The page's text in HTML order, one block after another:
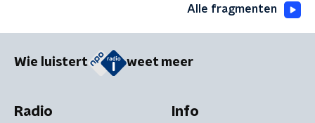
Alle fragmenten
Wie luistert weet meer
Radio Info